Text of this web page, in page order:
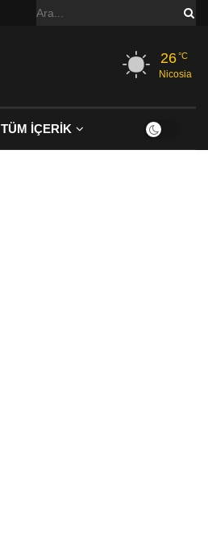
26°C
Nicosia
TÜM İÇERİK